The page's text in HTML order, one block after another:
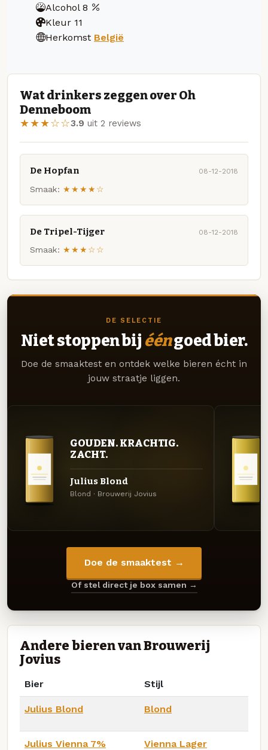
Alcohol 8
Kleur 11
Herkomst België
Wat drinkers zeggen over Oh
Denneboom
★★★☆☆3.9 uit 2 reviews
De Hopfan 08-12-2018
Smaak: ★★★★☆
De Tripel-Tijger 08-12-2018
Smaak: ★★★☆☆
DE SELECTIE
Niet stoppen bij ééngoed bier.
Doe de smaaktest en ontdek welke bieren écht in
jouw straatje liggen.
GOUDEN. KRACHTIG.
ZACHT.
Julius Blond
Blond · Brouwerij Jovius
Doe de smaaktest →
Of stel direct je box samen →
Andere bieren van Brouwerij
Jovius
Bier Stijl
Julius Blond Blond
Julius Vienna 7% Vienna Lager